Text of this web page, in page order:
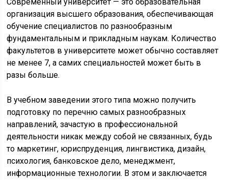
организация высшего образования, обеспечивающая
обучение специалистов по разнообразным
фундаментальным и прикладным наукам. Количество
факультетов в университете может обычно составляет
не менее 7, а самих специальностей может быть в
разы больше.
В учебном заведении этого типа можно получить
подготовку по перечню самых разнообразных
направлений, зачастую в профессиональной
деятельности никак между собой не связанных, будь
то маркетинг, юриспруденция, лингвистика, дизайн,
психология, банковское дело, менеджмент,
информационные технологии. В этом и заключается